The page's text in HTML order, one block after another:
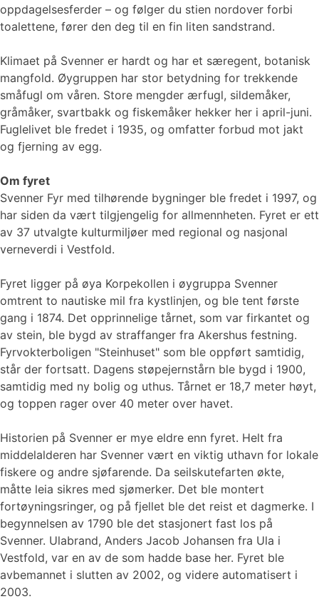
oppdagelsesferder – og følger du stien nordover forbi
toalettene, fører den deg til en fin liten sandstrand.
Klimaet på Svenner er hardt og har et særegent, botanisk
mangfold. Øygruppen har stor betydning for trekkende
småfugl om våren. Store mengder ærfugl, sildemåker,
gråmåker, svartbakk og fiskemåker hekker her i april-juni.
Fuglelivet ble fredet i 1935, og omfatter forbud mot jakt
og fjerning av egg.
Om fyret
Svenner Fyr med tilhørende bygninger ble fredet i 1997, og
har siden da vært tilgjengelig for allmennheten. Fyret er ett
av 37 utvalgte kulturmiljøer med regional og nasjonal
verneverdi i Vestfold.
Fyret ligger på øya Korpekollen i øygruppa Svenner
omtrent to nautiske mil fra kystlinjen, og ble tent første
gang i 1874. Det opprinnelige tårnet, som var firkantet og
av stein, ble bygd av straffanger fra Akershus festning.
Fyrvokterboligen "Steinhuset" som ble oppført samtidig,
står der fortsatt. Dagens støpejernstårn ble bygd i 1900,
samtidig med ny bolig og uthus. Tårnet er 18,7 meter høyt,
og toppen rager over 40 meter over havet.
Historien på Svenner er mye eldre enn fyret. Helt fra
middelalderen har Svenner vært en viktig uthavn for lokale
fiskere og andre sjøfarende. Da seilskutefarten økte,
måtte leia sikres med sjømerker. Det ble montert
fortøyningsringer, og på fjellet ble det reist et dagmerke. I
begynnelsen av 1790 ble det stasjonert fast los på
Svenner. Ulabrand, Anders Jacob Johansen fra Ula i
Vestfold, var en av de som hadde base her. Fyret ble
avbemannet i slutten av 2002, og videre automatisert i
2003.